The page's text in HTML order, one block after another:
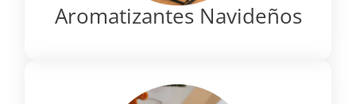
Aromatizantes Navideños